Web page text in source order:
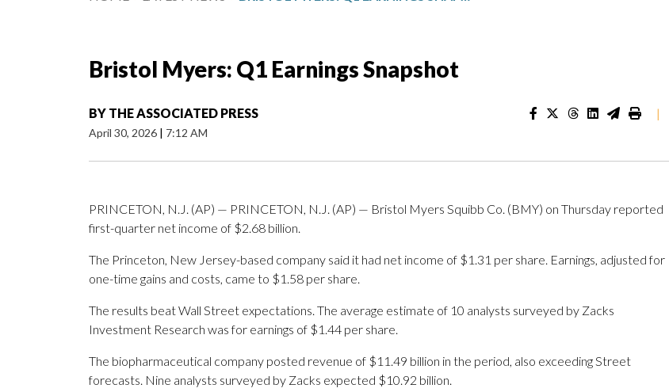
Bristol Myers: Q1 Earnings Snapshot
BY THE ASSOCIATED PRESS
April 30, 2026 | 7:12 AM
|
PRINCETON, N.J. (AP) — PRINCETON, N.J. (AP) — Bristol Myers Squibb Co. (BMY) on Thursday reported
first-quarter net income of $2.68 billion.
The Princeton, New Jersey-based company said it had net income of $1.31 per share. Earnings, adjusted for
one-time gains and costs, came to $1.58 per share.
The results beat Wall Street expectations. The average estimate of 10 analysts surveyed by Zacks
Investment Research was for earnings of $1.44 per share.
The biopharmaceutical company posted revenue of $11.49 billion in the period, also exceeding Street
forecasts. Nine analysts surveyed by Zacks expected $10.92 billion.